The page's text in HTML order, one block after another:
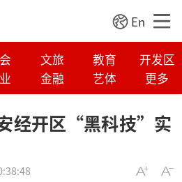
En
文旅 教育
开发区
金融 艺体 更多
经开区“黑科技”实